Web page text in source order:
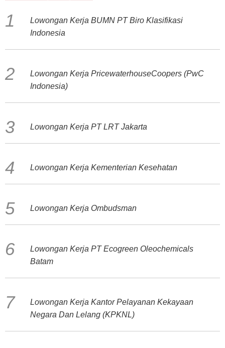
Lowongan Kerja BUMN PT Biro Klasifikasi
Indonesia
Lowongan Kerja PricewaterhouseCoopers (PwC
Indonesia)
Lowongan Kerja PT LRT Jakarta
Lowongan Kerja Kementerian Kesehatan
Lowongan Kerja Ombudsman
Lowongan Kerja PT Ecogreen Oleochemicals
Batam
Lowongan Kerja Kantor Pelayanan Kekayaan
Negara Dan Lelang (KPKNL)